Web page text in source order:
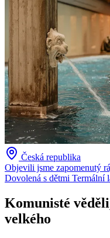
Česká republika
Objevili jsme zapomenutý
Dovolená s dětmi Termální
Komunisté
velkého